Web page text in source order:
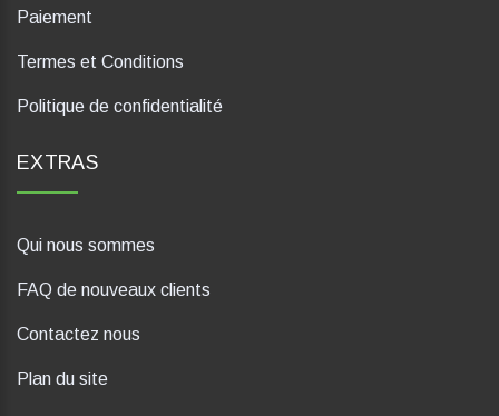
Paiement
Termes et Conditions
Politique de confidentialité
EXTRAS
Qui nous sommes
FAQ de nouveaux clients
Contactez nous
Plan du site